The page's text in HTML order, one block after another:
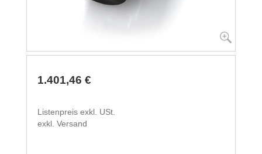
1.401,46 €
Listenpreis exkl. USt.
exkl. Versand